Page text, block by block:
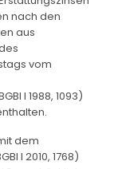
nach den
aus
vom
I 1988, 1093)
dem
I 2010, 1768)